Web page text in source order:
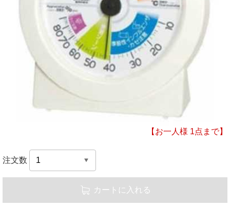
【お一人様 1点まで】
注文数
カートに入れる